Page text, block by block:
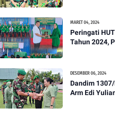
MARET 04, 2024
Peringati
Tahun 2024,
Kesehatan
Pencegahan
DESEMBER 06, 2024
Dandim
Arm Edi